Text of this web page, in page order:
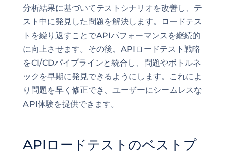
分析結果に基づいてテストシナリオを改善し、テ
スト中に発見した問題を解決します。ロードテス
トを繰り返すことでAPIパフォーマンスを継続的
に向上させます。その後、APIロードテスト戦略
をCI/CDパイプラインと統合し、問題やボトルネ
ックを早期に発見できるようにします。これによ
り問題を早く修正でき、ユーザーにシームレスな
API体験を提供できます。
APIロードテストのベストプ